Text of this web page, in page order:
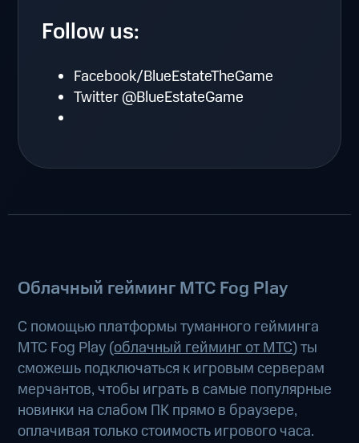
Follow us:
Facebook/BlueEstateTheGame
Twitter @BlueEstateGame
Облачный гейминг МТС Fog Play
С помощью платформы туманного гейминга
МТС Fog Play (облачный гейминг от МТС) ты
сможешь подключаться к игровым серверам
мерчантов, чтобы играть в самые популярные
новинки на слабом ПК прямо в браузере,
оплачивая только стоимость игрового часа.